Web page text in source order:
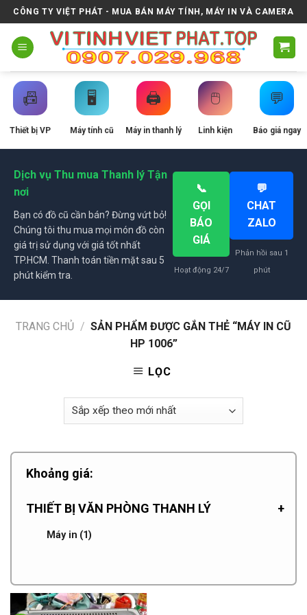
Skip
to
content
CÔNG TY VIỆT PHÁT - MUA BÁN MÁY TÍNH, MÁY IN VÀ CAMERA
📠
Thiết bị VP
🖥️
Máy tính cũ
🖨️
Máy in thanh lý
🖱️
Linh kiện
💬
Báo giá ngay
Dịch vụ Thu mua Thanh lý Tận
nơi
Bạn có đồ cũ cần bán? Đừng vứt bỏ!
Chúng tôi thu mua mọi món đồ còn
giá trị sử dụng với giá tốt nhất
TP.HCM. Thanh toán tiền mặt sau 5
phút kiểm tra.
📞
GỌI
BÁO
GIÁ
Hoạt động 24/7
💬
CHAT
ZALO
Phản hồi sau 1
phút
TRANG CHỦ / SẢN PHẨM ĐƯỢC GẮN THẺ “MÁY IN CŨ
HP 1006”
LỌC
Khoảng giá:
THIẾT BỊ VĂN PHÒNG THANH LÝ +
Máy in (1)